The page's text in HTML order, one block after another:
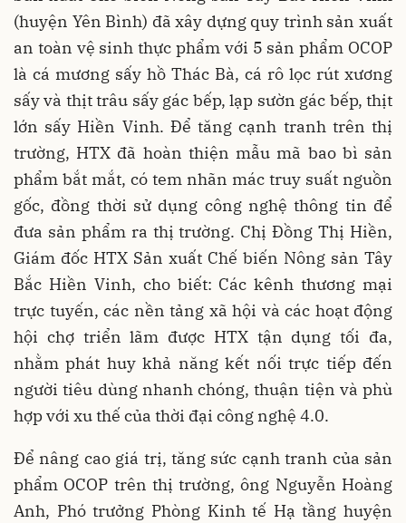
(huyện Yên Bình) đã xây dựng quy trình sản xuất
an toàn vệ sinh thực phẩm với 5 sản phẩm OCOP
là cá mương sấy hồ Thác Bà, cá rô lọc rút xương
sấy và thịt trâu sấy gác bếp, lạp sườn gác bếp, thịt
lớn sấy Hiền Vinh. Để tăng cạnh tranh trên thị
trường, HTX đã hoàn thiện mẫu mã bao bì sản
phẩm bắt mắt, có tem nhãn mác truy suất nguồn
gốc, đồng thời sử dụng công nghệ thông tin để
đưa sản phẩm ra thị trường. Chị Đồng Thị Hiền,
Giám đốc HTX Sản xuất Chế biến Nông sản Tây
Bắc Hiền Vinh, cho biết: Các kênh thương mại
trực tuyến, các nền tảng xã hội và các hoạt động
hội chợ triển lãm được HTX tận dụng tối đa,
nhằm phát huy khả năng kết nối trực tiếp đến
người tiêu dùng nhanh chóng, thuận tiện và phù
hợp với xu thế của thời đại công nghệ 4.0.
Để nâng cao giá trị, tăng sức cạnh tranh của sản
phẩm OCOP trên thị trường, ông Nguyễn Hoàng
Anh, Phó trưởng Phòng Kinh tế Hạ tầng huyện